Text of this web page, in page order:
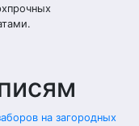
на загородных